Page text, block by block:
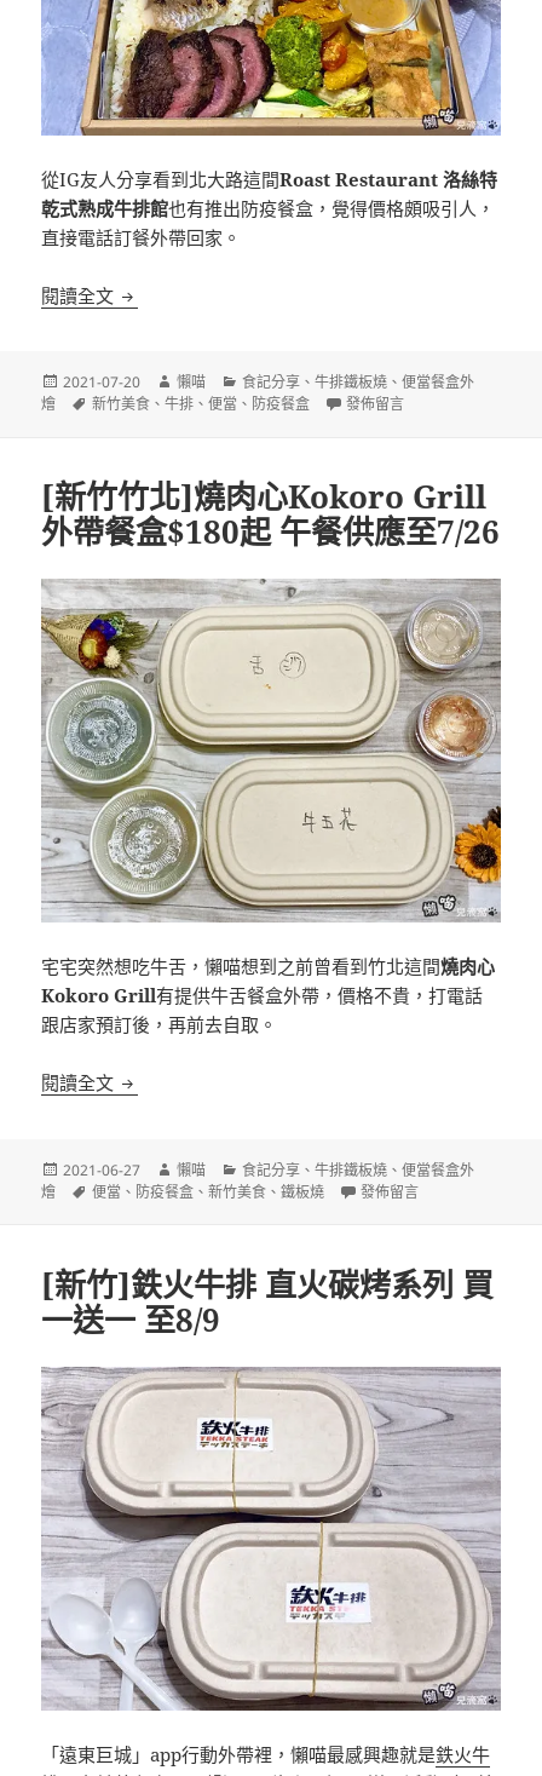
從IG友人分享看到北大路這間Roast Restaurant 洛絲特
乾式熟成牛排館也有推出防疫餐盒，覺得價格頗吸引人，
直接電話訂餐外帶回家。
閱讀全文 [新竹]Roast Restaurant 洛絲特乾式熟成牛排館 防
發
佈
2021-07-20
作
者
懶喵
分
類
食記分享 、牛排鐵板燒 、便當餐盒外
燴
標
新竹美食 、牛排 、便當 、 防疫餐盒 在〈[新竹]Roast Restaurant
發佈留言
[新竹竹北]燒肉心Kokoro Grill
外帶餐盒$180起 午餐供應至7/26
宅宅突然想吃牛舌，懶喵想到之前曾看到竹北這間燒肉心
Kokoro Grill有提供牛舌餐盒外帶，價格不貴，打電話
跟店家預訂後，再前去自取。
閱讀全文 [新竹竹北]燒肉心Kokoro Grill 外帶餐盒$180起 午
發
佈
2021-06-27
作
者
懶喵
分
類
食記分享 、牛排鐵板燒 、便當餐盒外
燴
標
便當 、 防疫餐盒 、新竹美食 、鐵板燒 在〈[新竹竹北]燒肉心
發佈留言
[新竹]鉄火牛排 直火碳烤系列 買
一送一 至8/9
「遠東巨城」app行動外帶裡，懶喵最感興趣就是鉄火牛